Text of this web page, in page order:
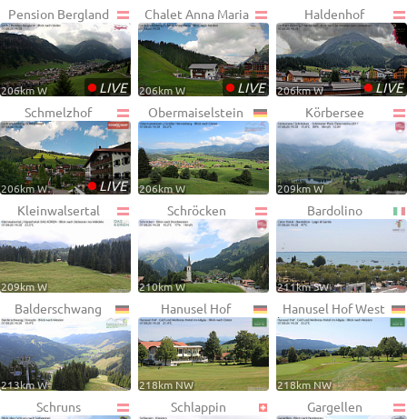
Pension Bergland
•LIVE
206km W
Chalet Anna Maria
•LIVE
206km W
Haldenhof
•LIVE
206km W
Schmelzhof
•LIVE
206km W
Obermaiselstein
206km W
Körbersee
209km W
Kleinwalsertal
209km W
Schröcken
210km W
Bardolino
211km SW
Balderschwang
213km W
Hanusel Hof
218km NW
Hanusel Hof West
218km NW
Schruns Schlappin Gargellen